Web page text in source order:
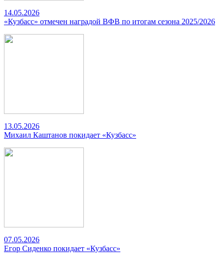
14.05.2026
«Кузбасс» отмечен наградой ВФВ по итогам сезона 2025/2026
13.05.2026
Михаил Каштанов покидает «Кузбасс»
07.05.2026
Егор Сиденко покидает «Кузбасс»